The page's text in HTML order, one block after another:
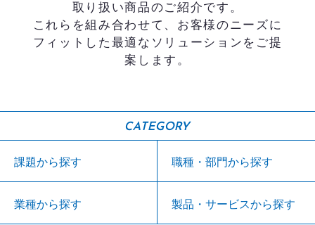
取り扱い商品のご紹介です。
これらを組み合わせて、お客様のニーズに
フィットした最適なソリューションをご提
案します。
CATEGORY
課題から探す 職種・部門から探す
業種から探す 製品・サービスから探す